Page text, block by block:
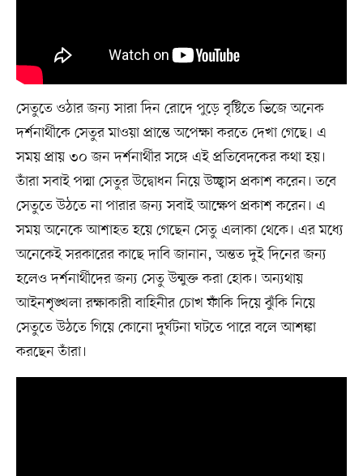
সেতুতে ওঠার জন্য সারা দিন রোদে পুড়ে বৃষ্টিতে ভিজে অনেক
দর্শনার্থীকে সেতুর মাওয়া প্রান্তে অপেক্ষা করতে দেখা গেছে। এ
সময় প্রায় ৩০ জন দর্শনার্থীর সঙ্গে এই প্রতিবেদকের কথা হয়।
তাঁরা সবাই পদ্মা সেতুর উদ্বোধন নিয়ে উচ্ছ্বাস প্রকাশ করেন। তবে
সেতুতে উঠতে না পারার জন্য সবাই আক্ষেপ প্রকাশ করেন। এ
সময় অনেকে আশাহত হয়ে গেছেন সেতু এলাকা থেকে। এর মধ্যে
অনেকেই সরকারের কাছে দাবি জানান, অন্তত দুই দিনের জন্য
হলেও দর্শনার্থীদের জন্য সেতু উন্মুক্ত করা হোক। অন্যথায়
আইনশৃঙ্খলা রক্ষাকারী বাহিনীর চোখ ফাঁকি দিয়ে ঝুঁকি নিয়ে
সেতুতে উঠতে গিয়ে কোনো দুর্ঘটনা ঘটতে পারে বলে আশঙ্কা
করছেন তাঁরা।